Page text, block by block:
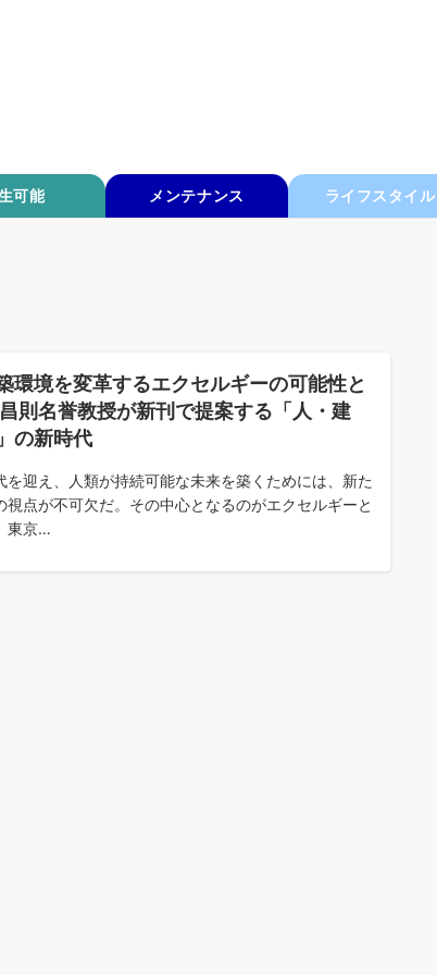
可能 メンテナンス ライフスタイル
環境を変革するエクセルギーの可能性と
則名誉教授が新刊で提案する「人・建
の新時代
を迎え、人類が持続可能な未来を築くためには、新た
視点が不可欠だ。その中心となるのがエクセルギーと
東京…